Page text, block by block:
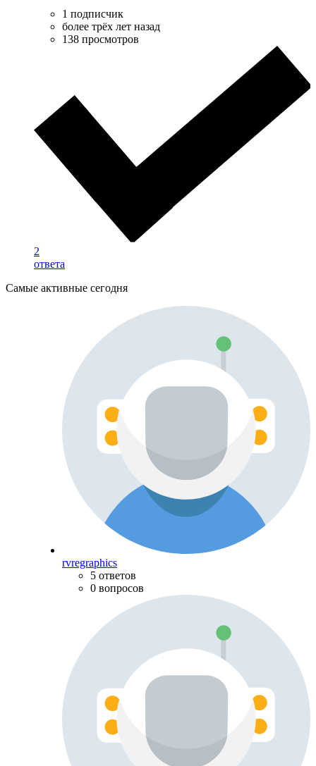
1 подписчик
более трёх лет назад
138 просмотров
2
ответа
Самые активные сегодня
rvregraphics
5 ответов
0 вопросов